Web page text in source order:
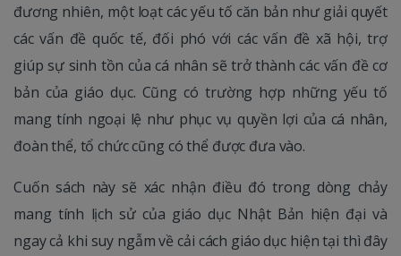
đương nhiên, một loạt các yếu tố căn bản như giải quyết
các vấn đề quốc tế, đối phó với các vấn đề xã hội, trợ
giúp sự sinh tồn của cá nhân sẽ trở thành các vấn đề cơ
bản của giáo dục. Cũng có trường hợp những yếu tố
mang tính ngoại lệ như phục vụ quyền lợi của cá nhân,
đoàn thể, tổ chức cũng có thể được đưa vào.
Cuốn sách này sẽ xác nhận điều đó trong dòng chảy
mang tính lịch sử của giáo dục Nhật Bản hiện đại và
ngay cả khi suy ngẫm về cải cách giáo dục hiện tại thì đây